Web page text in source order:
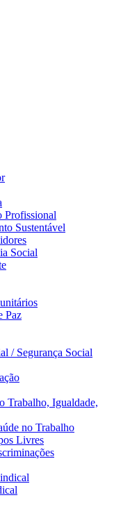
Profissional
Sustentável
Social
Paz
/ Segurança Social
Trabalho, Igualdade,
no Trabalho
Livres